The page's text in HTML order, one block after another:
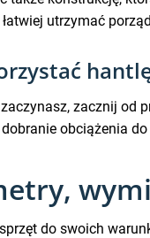
utrzymać
zacznij od
obciążenia
do swoich